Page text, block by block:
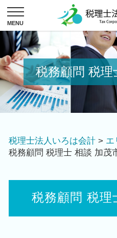
税務顧問 税理
税理士法人いろは会計 > エ
税務顧問 税理士 相談 加茂
税務顧問 税理